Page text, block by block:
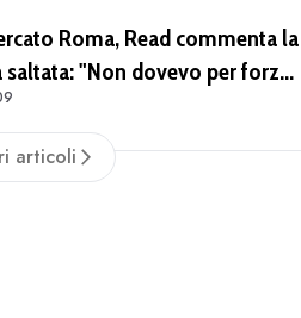
Roma, Read commenta la
"Non dovevo per forza
Giochiamo la
e ho ancora da imparare qui"
articoli